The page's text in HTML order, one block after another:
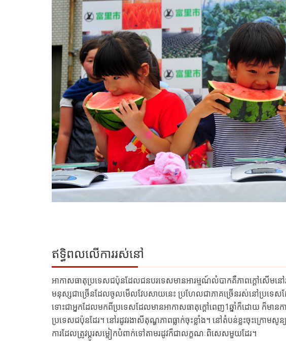
ឥទ្ធិពលលើការរស់នៅ
អាកាសធាតុប្រទេសជប៉ុនដែលជនបរទេសមានអារម្មណ៍លំបាកគឺភាពក្ដៅសើមនៅរ
មនុស្សជាច្រើនដែលចូលមើលវែបសាយនេះ ប្រហែលជាភាគច្រើនរស់នៅប្រទេសដ
ទោះជាអ្នកដែលមកពីប្រទេសដែលមានអាកាសធាតុក្ដៅពេញ1ឆ្នាំក៏ដោយ ក៏មានក
ប្រទេសជប៉ុនដែរ។ នៅរដូវរងាសីតុណ្ហភាពធ្លាក់ចុះខ្លាំង។ នៅតំបន់ខ្លះចុះក្រោមសូ
ការដែលត្រូវប្ដូរសម្លៀកបំពាក់ទៅតាមរដូវក៏ជាលក្ខណៈពិសេសមួយដែរ។